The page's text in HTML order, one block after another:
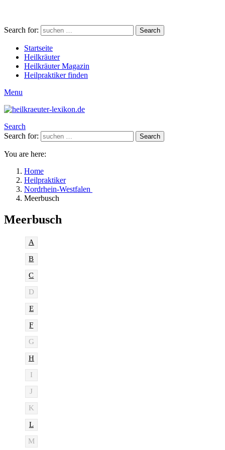
Search for: Search
Startseite
Heilkräuter
Heilkräuter Magazin
Heilpraktiker finden
Menu
Search
Search for:
Search
You are here:
Home
Heilpraktiker
Nordrhein-Westfalen
Meerbusch
Meerbusch
A
B
C
D
E
F
G
H
I
J
K
L
M